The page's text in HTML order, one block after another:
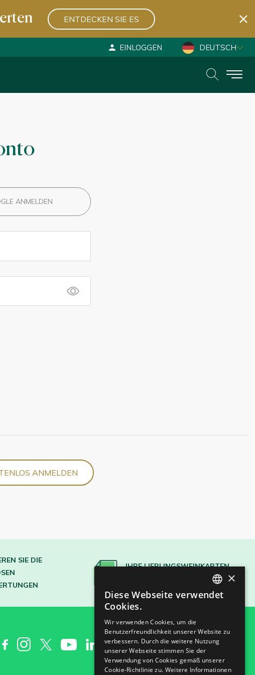
ENTDECKEN SIE ES
EINLOGGEN
ESPAÑOL
DEUTSCH
ANMELDEN
ANMELDEN
SIE DIE
IHRE LIEBLINGSWEINKARTEN
SPANISH
GERMAN
×
Diese Webseite verwendet
Cookies.
Wir verwenden Cookies, um die
Benutzerfreundlichkeit unserer Website zu
verbessern. Durch die weitere Nutzung
unserer Webseite stimmen Sie der
Verwendung von Cookies gemäß unserer
Cookie-Richtlinie zu. Weitere Informationen